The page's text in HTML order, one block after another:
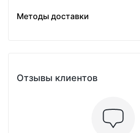
Методы доставки
Отзывы клиентов